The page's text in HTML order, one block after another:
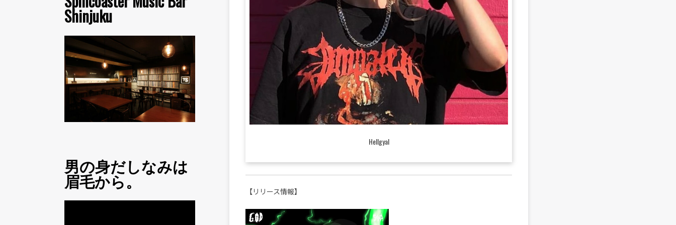
Shinjuku
男の身だしなみは
眉毛から。
Hellgyal
【リリース情報】